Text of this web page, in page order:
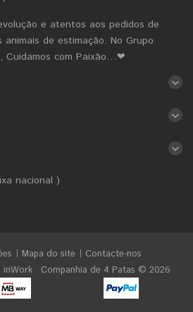
e atentos aos pedidos de
de estimação. No Grupo
Cuidamos com Paixão…❤
nacional )
Mapa do site
Contacte-nos
inWork Companhia de 4 Patas © 2026